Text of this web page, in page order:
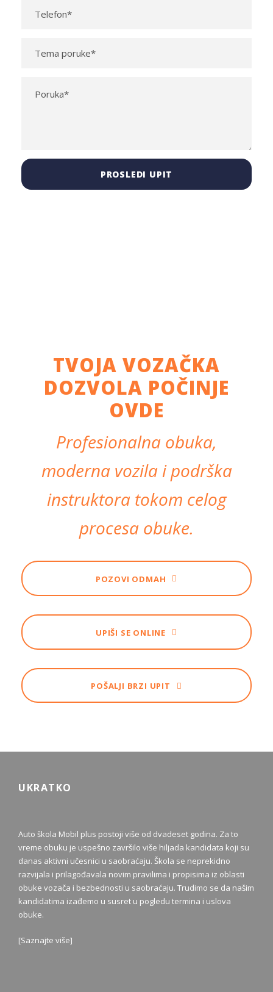
TVOJA VOZAČKA
DOZVOLA POČINJE
OVDE
Profesionalna obuka,
moderna vozila i podrška
instruktora tokom celog
procesa obuke.
POZOVI ODMAH
UPIŠI SE ONLINE
POŠALJI BRZI UPIT
UKRATKO
Auto škola Mobil plus postoji više od dvadeset godina. Za to
vreme obuku je uspešno završilo više hiljada kandidata koji su
danas aktivni učesnici u saobraćaju. Škola se neprekidno
razvijala i prilagođavala novim pravilima i propisima iz oblasti
obuke vozača i bezbednosti u saobraćaju. Trudimo se da našim
kandidatima izađemo u susret u pogledu termina i uslova
obuke.
[Saznajte više]